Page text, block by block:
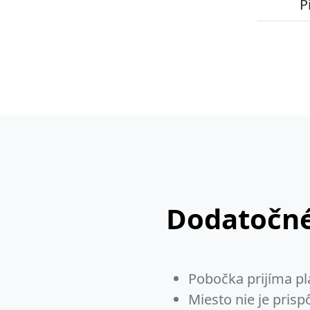
Pobočka prijíma
Miesto nie je